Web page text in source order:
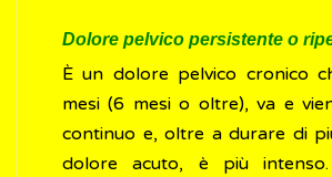
Dolore pelvico persistente o
È un dolore pelvico cronico
mesi (6 mesi o oltre), va e
continuo e, oltre a durare di
dolore acuto, è più